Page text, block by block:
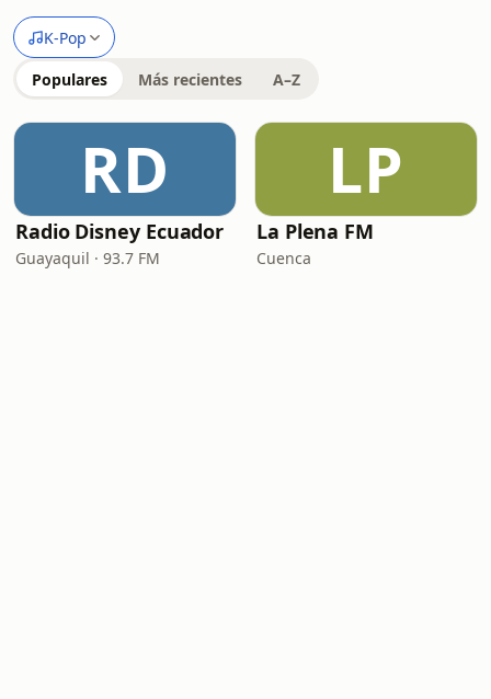
K-Pop
Populares Más recientes A–Z
RD
Radio Disney Ecuador
Guayaquil · 93.7 FM
LP
La Plena FM
Cuenca